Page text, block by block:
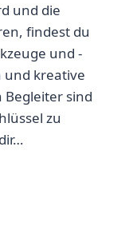
und die
findest⁢ du
und -
und kreative
sind
zu